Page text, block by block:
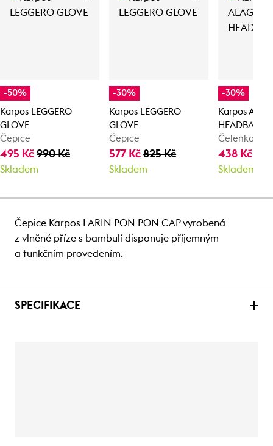
-50%
Karpos LEGGERO
GLOVE
Čepice
495 Kč 990 Kč
Skladem
-30%
Karpos LEGGERO
GLOVE
Čepice
577 Kč825 Kč
Skladem
-30%
Karpos
HEADBAND
Čelenka
438 Kč
Skladem
Čepice Karpos LARIN PON PON CAP vyrobená
z vlněné příze s bambulí disponuje příjemným
a funkčním provedením.
SPECIFIKACE